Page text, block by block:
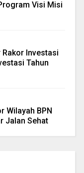
Visi Misi
Rakor Investasi
Tahun
Wilayah BPN
Jalan Sehat